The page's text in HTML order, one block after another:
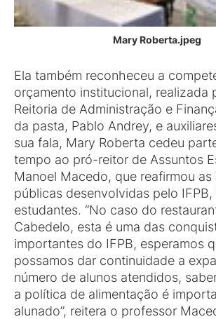
Mary Roberta.jpeg
Ela também reconheceu a
orçamento institucional, realizada
Reitoria de Administração e
da pasta, Pablo Andrey, e
sua fala, Mary Roberta cedeu
tempo ao pró-reitor de Assuntos
Manoel Macedo, que reafirmou
públicas desenvolvidas pelo
estudantes. “No caso do
Cabedelo, esta é uma das
importantes do IFPB, esperamos
possamos dar continuidade a
número de alunos atendidos,
a política de alimentação é
alunado”, reitera o professor